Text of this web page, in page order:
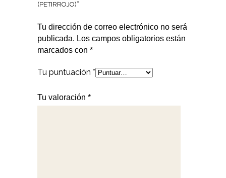
(PETIRROJO)”
Tu dirección de correo electrónico no será
publicada. Los campos obligatorios están
marcados con *
Tu puntuación *
Tu valoración *